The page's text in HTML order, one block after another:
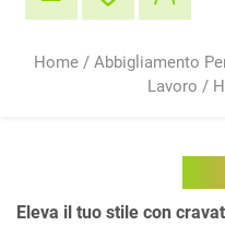
Home / Abbigliamento
Lavoro /
Eleva il tuo stile con